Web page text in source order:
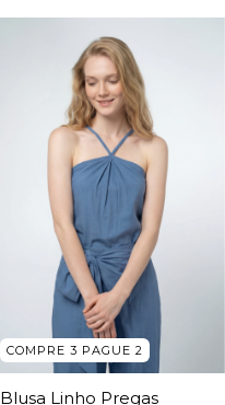
COMPRE 3 PAGUE 2
Blusa Linho Pregas